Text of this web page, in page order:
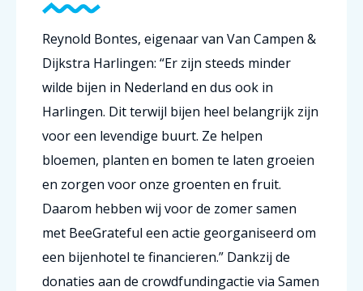
Reynold Bontes, eigenaar van Van Campen &
Dijkstra Harlingen: “Er zijn steeds minder
wilde bijen in Nederland en dus ook in
Harlingen. Dit terwijl bijen heel belangrijk zijn
voor een levendige buurt. Ze helpen
bloemen, planten en bomen te laten groeien
en zorgen voor onze groenten en fruit.
Daarom hebben wij voor de zomer samen
met BeeGrateful een actie georganiseerd om
een bijenhotel te financieren.” Dankzij de
donaties aan de crowdfundingactie via Samen